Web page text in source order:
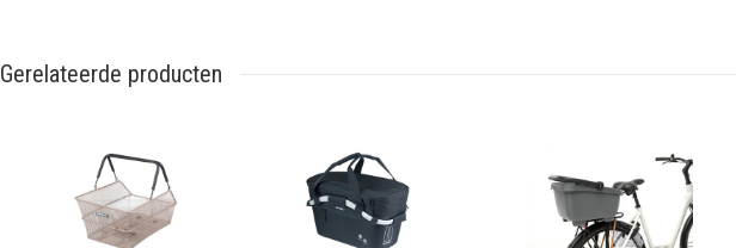
Gerelateerde producten